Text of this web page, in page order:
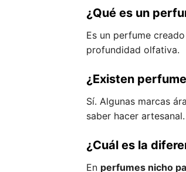
¿Qué es un
Es un perfume
profundidad olfativa.
¿Existen
Sí. Algunas marcas
saber hacer artesanal.
¿Cuál es la
En perfumes nicho